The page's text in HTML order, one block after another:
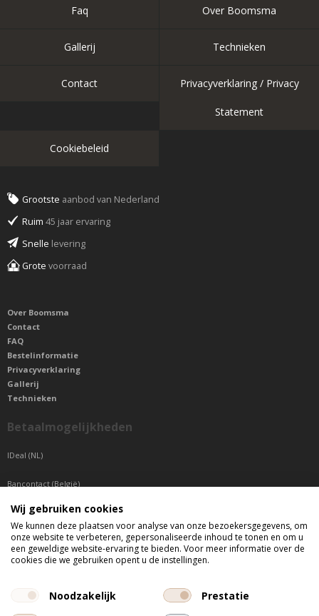
Faq Over Boomsma
Gallerij Technieken
Contact Privacyverklaring / Privacy
Statement
Cookiebeleid
Grootste aanbod van Nederland
Ruim 45 jaar ervaring
Snelle levering
Grote voorraad
Over Boomsma
Contact
FAQ
Bestelinformatie
Privacyverklaring
Gallerij
Technieken
Betaalmogelijkheden
IDeal (NL)
Bancontact (België)
Sepa betaling (Overige landen)
Telefonisch bereikbaar
Wij gebruiken cookies
We kunnen deze plaatsen voor analyse van onze bezoekersgegevens, om
onze website te verbeteren, gepersonaliseerde inhoud te tonen en om u
een geweldige website-ervaring te bieden. Voor meer informatie over de
cookies die we gebruiken opent u de instellingen.
Noodzakelijk
Prestatie